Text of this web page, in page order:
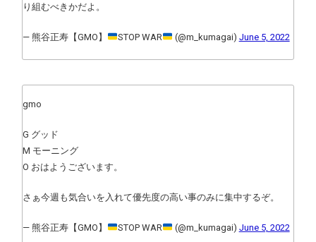
り組むべきかだよ。
— 熊谷正寿【GMO】 STOP WAR (@m_kumagai) June 5, 2022
gmo
G グッド
M モーニング
O おはようございます。
さぁ今週も気合いを入れて優先度の高い事のみに集中するぞ。
— 熊谷正寿【GMO】 STOP WAR (@m_kumagai) June 5, 2022